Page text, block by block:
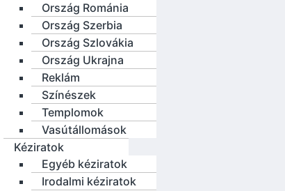
Ország Románia
Ország Szerbia
Ország Szlovákia
Ország Ukrajna
Reklám
Színészek
Templomok
Vasútállomások
Kéziratok
Egyéb kéziratok
Irodalmi kéziratok